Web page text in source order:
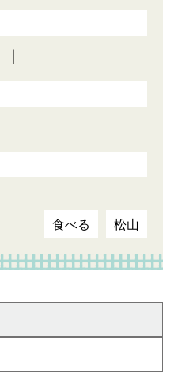
｜
食べる 松山